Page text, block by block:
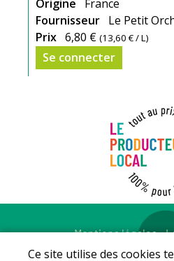
Origine
France
Fournisseur Le Petit
Prix 6,80 € (13,60 €/ L)
Se connecter
Mentions légales-
© Copyright 2026 - LE
Ce site utilise des cookies